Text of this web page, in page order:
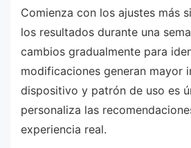
Comienza con los ajustes más
los resultados durante una
cambios gradualmente para
modificaciones generan mayor
dispositivo y patrón de uso es
personaliza las
experiencia real.